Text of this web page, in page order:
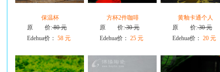
保温杯
原 价:80 元
Edehua价： 58 元
方杯2件咖啡
原 价:30 元
Edehua价： 25 元
黄釉卡通个人
原 价:30 元
Edehua价： 20 元